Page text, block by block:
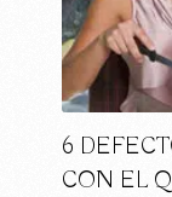
6
CON EL